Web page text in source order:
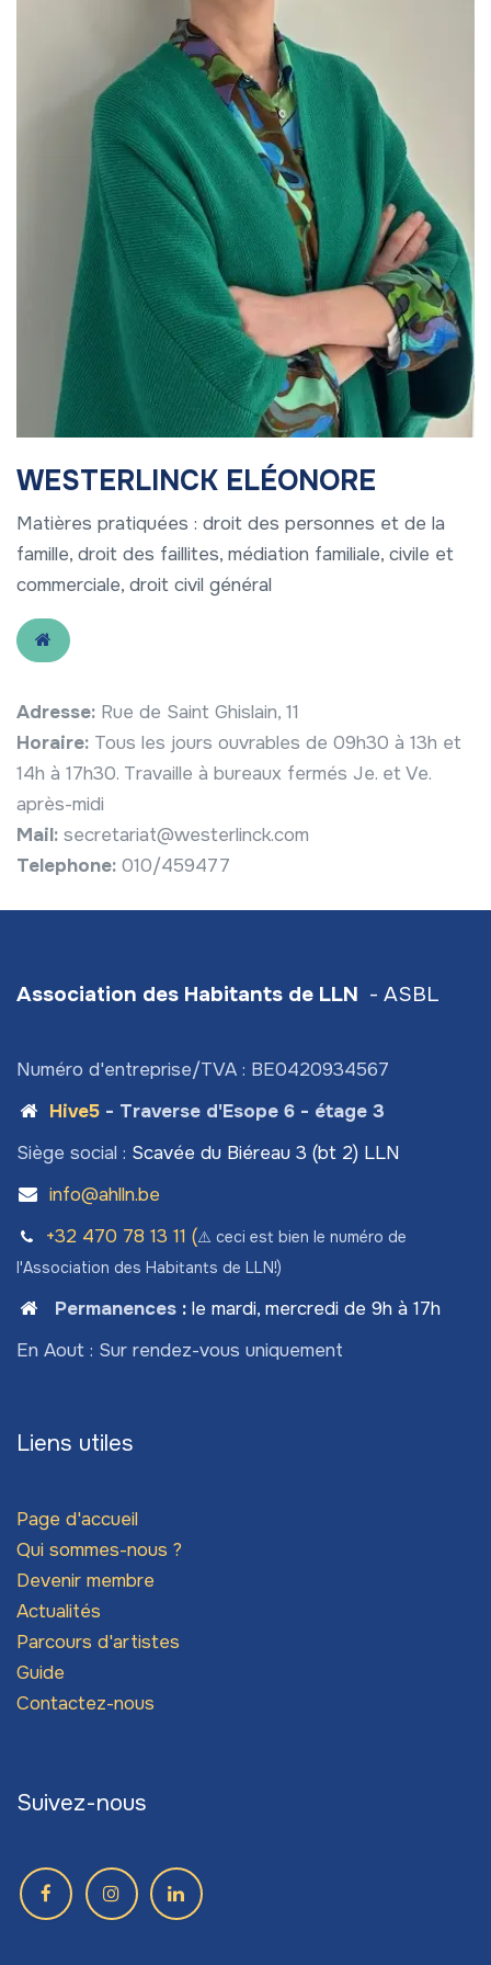
WESTERLINCK ELÉONORE
Matières pratiquées : droit des personnes et de la
famille, droit des faillites, médiation familiale, civile et
commerciale, droit civil général
Adresse: Rue de Saint Ghislain, 11
Horaire: Tous les jours ouvrables de 09h30 à 13h et
14h à 17h30. Travaille à bureaux fermés Je. et Ve.
après-midi
Mail: secretariat@westerlinck.com
Telephone: 010/459477
Association des Habitants de LLN - ASBL
Numéro d'entreprise/TVA : BE0420934567
Hive5- Traverse d'Esope 6 - étage 3
Siège social : Scavée du Biéreau 3 (bt 2) LLN
info@ahlln.be
+32 470 78​ 13 11 (⚠️ ceci est bien le numéro de
l'Association des Habitants de LLN!)
Permanences: le mardi, mercredi de 9h à 17h
En Aout : Sur rendez-vous uniquement
Liens utiles
Page d'accueil
Qui sommes-nous ?
Devenir membre
Actualités
Parcours d'artistes
Guide
Contactez-nous
Suivez-nous